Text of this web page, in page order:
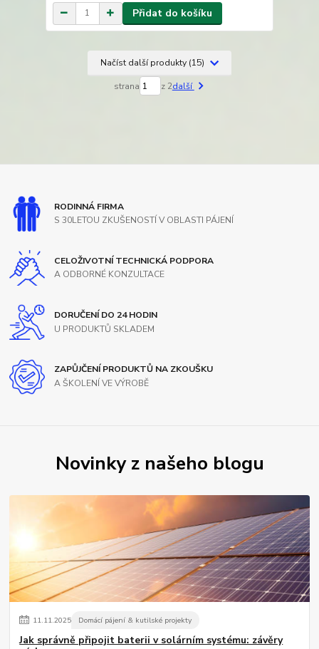
Přidat do košíku
Načíst další produkty (15)
strana z 2další
RODINNÁ FIRMA
S 30LETOU ZKUŠENOSTÍ V OBLASTI PÁJENÍ
CELOŽIVOTNÍ TECHNICKÁ PODPORA
A ODBORNÉ KONZULTACE
DORUČENÍ DO 24 HODIN
U PRODUKTŮ SKLADEM
ZAPŮJČENÍ PRODUKTŮ NA ZKOUŠKU
A ŠKOLENÍ VE VÝROBĚ
Novinky z našeho blogu
11.11.2025 Domácí pájení & kutilské projekty
Jak správně připojit baterii v solárním systému: závěry